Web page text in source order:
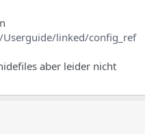
linked/config_ref
aber leider nicht